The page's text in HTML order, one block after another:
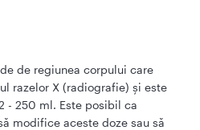
de regiunea corpului care
razelor X (radiografie) şi este
- 250 ml. Este posibil ca
modifice aceste doze sau să